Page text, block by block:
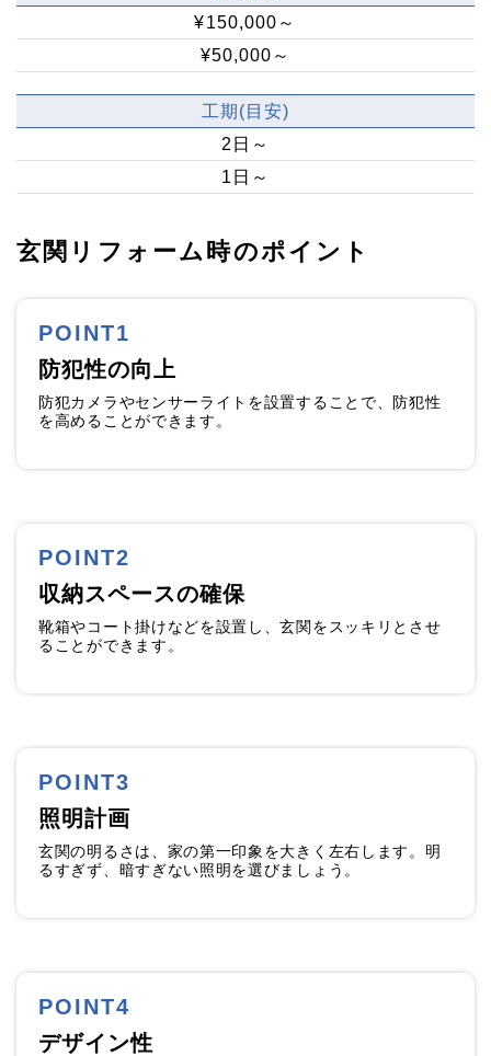
¥150,000～
¥50,000～
工期(目安)
2日～
1日～
玄関リフォーム時のポイント
POINT1
防犯性の向上
防犯カメラやセンサーライトを設置することで、防犯性
を高めることができます。
POINT2
収納スペースの確保
靴箱やコート掛けなどを設置し、玄関をスッキリとさせ
ることができます。
POINT3
照明計画
玄関の明るさは、家の第一印象を大きく左右します。明
るすぎず、暗すぎない照明を選びましょう。
POINT4
デザイン性